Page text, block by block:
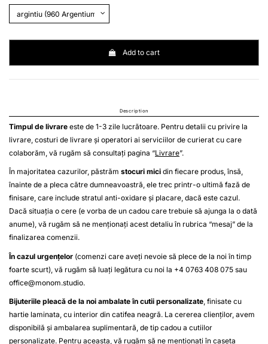
Add to cart
Description
Timpul de livrare este de 1-3 zile lucrătoare. Pentru detalii cu privire la
livrare, costuri de livrare și operatori ai serviciilor de curierat cu care
colaborăm, vă rugăm să consultați pagina “Livrare”.
În majoritatea cazurilor, păstrăm stocuri mici din fiecare produs, însă,
înainte de a pleca către dumneavoastră, ele trec printr-o ultimă fază de
finisare, care include stratul anti-oxidare și placare, dacă este cazul.
Dacă situația o cere (e vorba de un cadou care trebuie să ajunga la o dată
anume), vă rugăm să ne menționați acest detaliu în rubrica “mesaj” de la
finalizarea comenzii.
În cazul urgențelor (comenzi care aveți nevoie să plece de la noi în timp
foarte scurt), vă rugăm să luați legătura cu noi la +4 0763 408 075 sau
office@monom.studio.
Bijuteriile pleacă de la noi ambalate în cutii personalizate, finisate cu
hartie laminata, cu interior din catifea neagră. La cererea clienților, avem
disponibilă și ambalarea suplimentară, de tip cadou a cutiilor
personalizate. Pentru aceasta, vă rugăm să ne menționați în caseta